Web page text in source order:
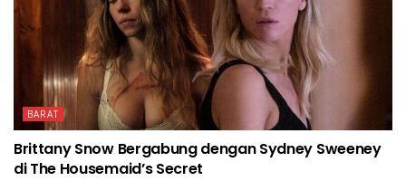
BARAT
Brittany Snow Bergabung dengan Sydney Sweeney
di The Housemaid’s Secret